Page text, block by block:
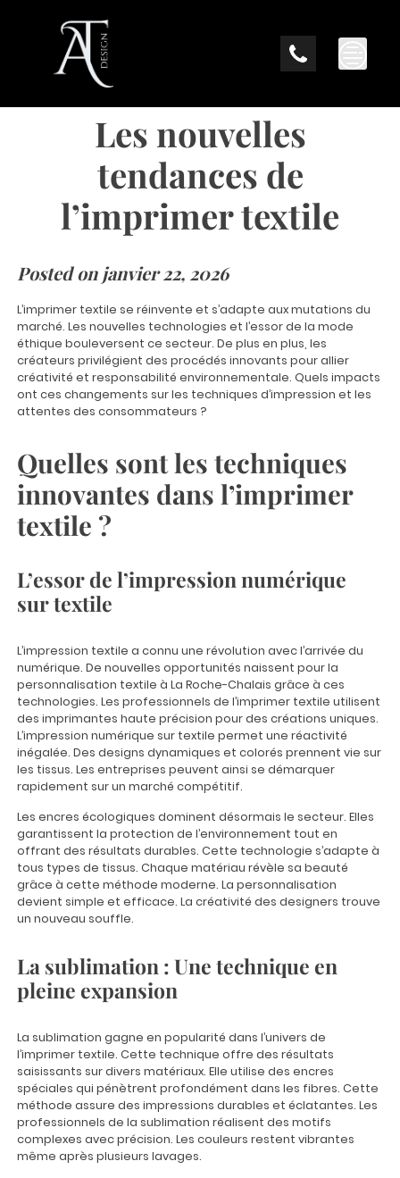
Les nouvelles
tendances de
l’imprimer textile
Posted on janvier 22, 2026
L’imprimer textile se réinvente et s’adapte aux mutations du
marché. Les nouvelles technologies et l’essor de la mode
éthique bouleversent ce secteur. De plus en plus, les
créateurs privilégient des procédés innovants pour allier
créativité et responsabilité environnementale. Quels impacts
ont ces changements sur les techniques d’impression et les
attentes des consommateurs ?
Quelles sont les techniques
innovantes dans l’imprimer
textile ?
L’essor de l’impression numérique
sur textile
L’impression textile a connu une révolution avec l’arrivée du
numérique. De nouvelles opportunités naissent pour la
personnalisation textile à La Roche-Chalais grâce à ces
technologies. Les professionnels de l’imprimer textile utilisent
des imprimantes haute précision pour des créations uniques.
L’impression numérique sur textile permet une réactivité
inégalée. Des designs dynamiques et colorés prennent vie sur
les tissus. Les entreprises peuvent ainsi se démarquer
rapidement sur un marché compétitif.
Les encres écologiques dominent désormais le secteur. Elles
garantissent la protection de l’environnement tout en
offrant des résultats durables. Cette technologie s’adapte à
tous types de tissus. Chaque matériau révèle sa beauté
grâce à cette méthode moderne. La personnalisation
devient simple et efficace. La créativité des designers trouve
un nouveau souffle.
La sublimation : Une technique en
pleine expansion
La sublimation gagne en popularité dans l’univers de
l’imprimer textile. Cette technique offre des résultats
saisissants sur divers matériaux. Elle utilise des encres
spéciales qui pénètrent profondément dans les fibres. Cette
méthode assure des impressions durables et éclatantes. Les
professionnels de la sublimation réalisent des motifs
complexes avec précision. Les couleurs restent vibrantes
même après plusieurs lavages.